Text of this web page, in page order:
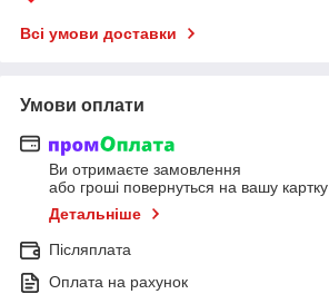
Всі умови доставки
Умови оплати
Ви отримаєте замовлення
або гроші повернуться на вашу картку
Детальніше
Післяплата
Оплата на рахунок